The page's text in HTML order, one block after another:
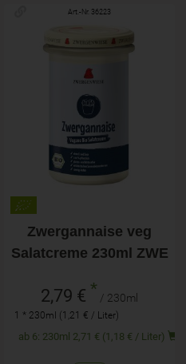
Art.-Nr. 36223
Zwergannaise veg
Salatcreme 230ml ZWE
2,79 € * / 230ml
1 * 230ml (1,21 € / Liter)
ab 6: 230ml 2,71 € (1,18 € / Liter)